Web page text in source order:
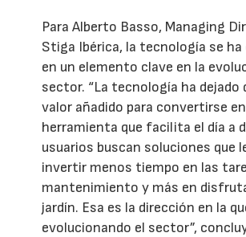
Para Alberto Basso, Managing
Stiga Ibérica, la tecnología se
en un elemento clave en la
sector. “La tecnología ha dejado
valor añadido para convertirse
herramienta que facilita el día a
usuarios buscan soluciones que
invertir menos tiempo en las
mantenimiento y más en
jardín. Esa es la dirección en la
evolucionando el sector”,